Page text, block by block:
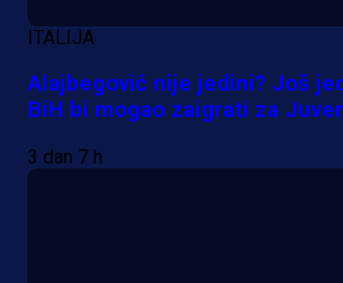
Premijer liga BiH
Grbavica se
ITALIJA
Alajbegović nije jedini? Još
BiH bi mogao zaigrati za
3 dan 7 h